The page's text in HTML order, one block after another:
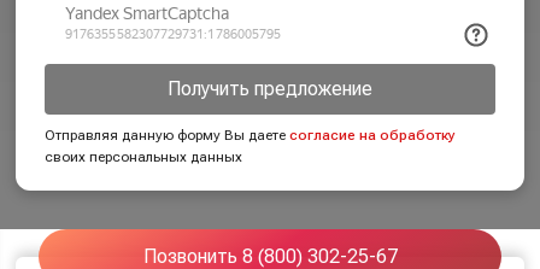
Получить предложение
Отправляя данную форму Вы даетесогласие на обработку
своих персональных данных
Позвонить 8 (800) 302-25-67